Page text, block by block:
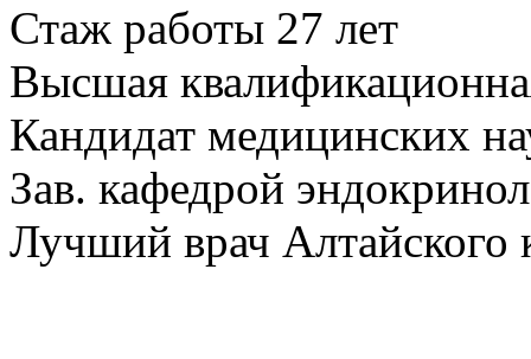
Стаж работы 27 лет
Высшая
Кандидат медицинских
Зав. кафедрой
Лучший врач Алтайского